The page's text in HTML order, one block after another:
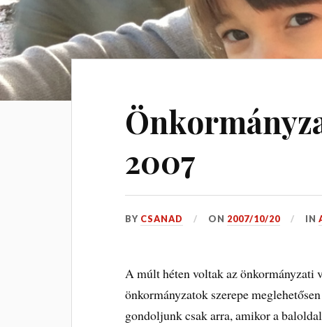
2007
BY CSANAD ON 2007/10/20 IN
A múlt héten voltak az önkormányzati
önkormányzatok szerepe
gondoljunk csak arra, amikor a